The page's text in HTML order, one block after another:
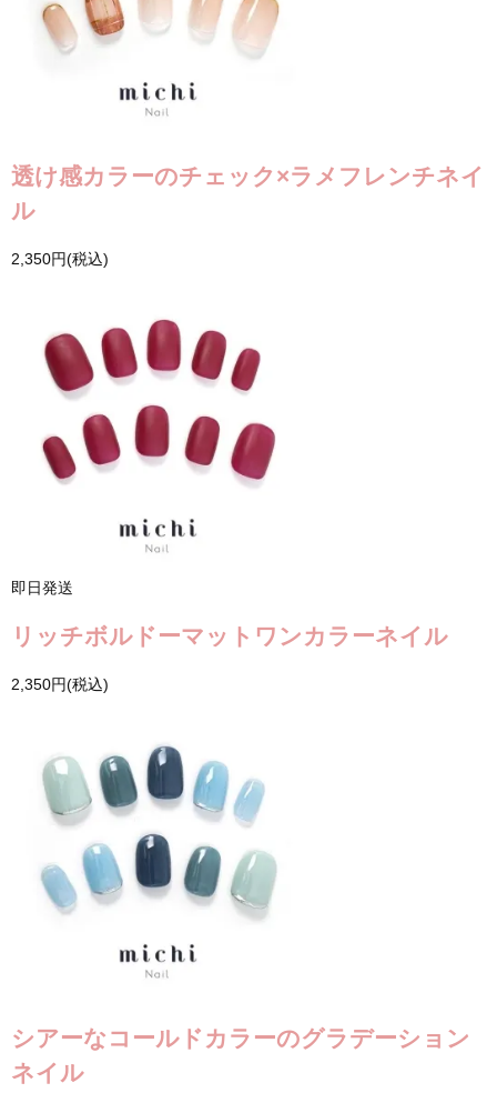
透け感カラーのチェック×ラメフレンチネイ
ル
2,350円(税込)
即日発送
リッチボルドーマットワンカラーネイル
2,350円(税込)
シアーなコールドカラーのグラデーション
ネイル